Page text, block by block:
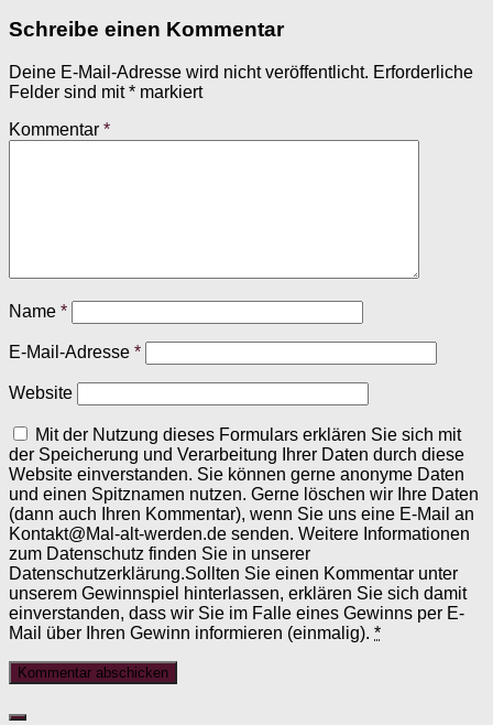
Schreibe einen Kommentar
Deine E-Mail-Adresse wird nicht veröffentlicht. Erforderliche
Felder sind mit* markiert
Kommentar *
Name *
E-Mail-Adresse *
Website
Mit der Nutzung dieses Formulars erklären Sie sich mit
der Speicherung und Verarbeitung Ihrer Daten durch diese
Website einverstanden. Sie können gerne anonyme Daten
und einen Spitznamen nutzen. Gerne löschen wir Ihre Daten
(dann auch Ihren Kommentar), wenn Sie uns eine E-Mail an
Kontakt@Mal-alt-werden.de senden. Weitere Informationen
zum Datenschutz finden Sie in unserer
Datenschutzerklärung.Sollten Sie einen Kommentar unter
unserem Gewinnspiel hinterlassen, erklären Sie sich damit
einverstanden, dass wir Sie im Falle eines Gewinns per E-
Mail über Ihren Gewinn informieren (einmalig). *